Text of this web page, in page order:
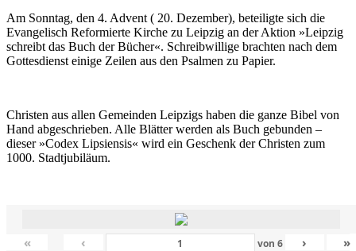
Am Sonntag, den 4. Advent ( 20. Dezember), beteiligte sich die
Evangelisch Reformierte Kirche zu Leipzig an der Aktion »Leipzig
schreibt das Buch der Bücher«. Schreibwillige brachten nach dem
Gottesdienst einige Zeilen aus den Psalmen zu Papier.
Christen aus allen Gemeinden Leipzigs haben die ganze Bibel von
Hand abgeschrieben. Alle Blätter werden als Buch gebunden –
dieser »Codex Lipsiensis« wird ein Geschenk der Christen zum
1000. Stadtjubiläum.
« ‹ von 6 › »